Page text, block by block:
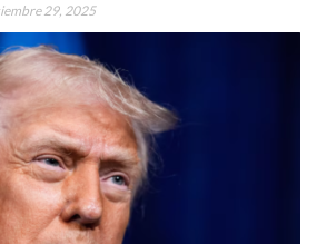
29, 2025